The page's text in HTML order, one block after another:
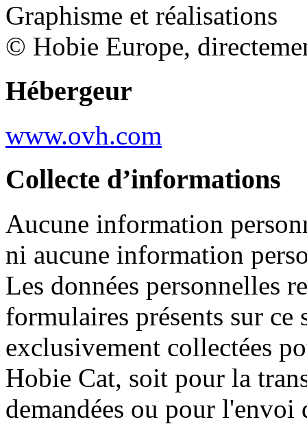
Graphisme et réalisations
© Hobie Europe,
Hébergeur
www.ovh.com
Collecte d’informations
Aucune information
ni aucune information
Les données personnelles
formulaires présents sur ce
exclusivement collectées
Hobie Cat, soit pour la
demandées ou pour l'envoi